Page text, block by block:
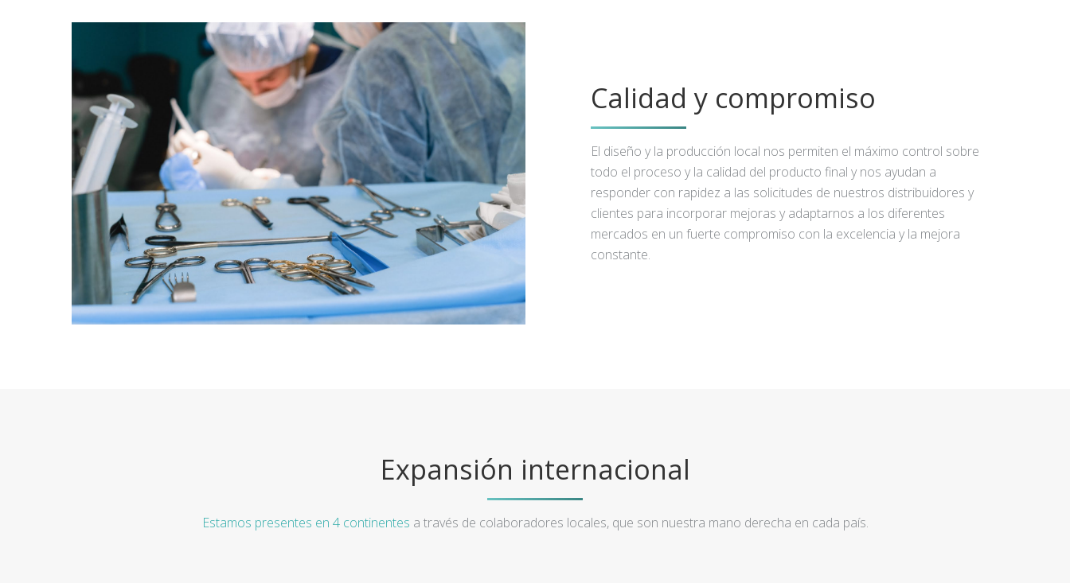
Calidad y compromiso
El diseño y la producción local nos permiten el máximo control sobre
todo el proceso y la calidad del producto final y nos ayudan a
responder con rapidez a las solicitudes de nuestros distribuidores y
clientes para incorporar mejoras y adaptarnos a los diferentes
mercados en un fuerte compromiso con la excelencia y la mejora
constante.
Expansión internacional
Estamos presentes en 4 continentes a través de colaboradores locales, que son nuestra mano derecha en cada país.